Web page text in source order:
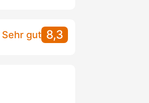
Sehr gut 8,3